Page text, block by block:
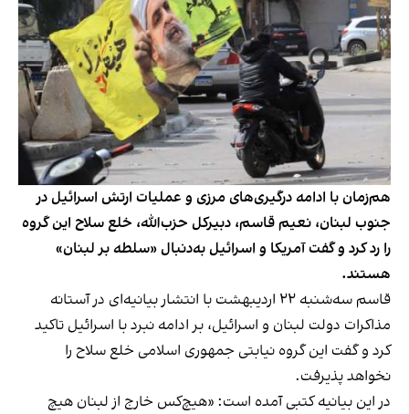
هم‌زمان با ادامه درگیری‌های مرزی و عملیات ارتش اسرائیل در
جنوب لبنان، نعیم قاسم، دبیرکل حزب‌الله، خلع سلاح این گروه
را رد کرد و گفت آمریکا و اسرائیل به‌دنبال «سلطه بر لبنان»
هستند.
قاسم سه‌شنبه ۲۲ اردیبهشت با انتشار بیانیه‌ای در آستانه
مذاکرات دولت لبنان و اسرائیل، بر ادامه نبرد با اسرائیل تاکید
کرد و گفت این گروه نیابتی جمهوری اسلامی خلع سلاح را
نخواهد پذیرفت.
در این بیانیه کتبی آمده است: «هیچ‌کس خارج از لبنان هیچ